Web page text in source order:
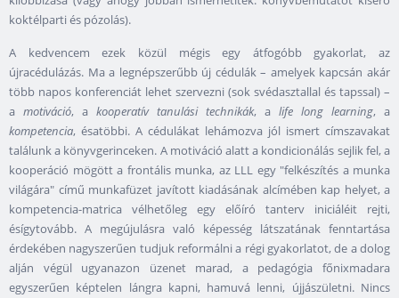
koktélparti és pózolás).
A kedvencem ezek közül mégis egy átfogóbb gyakorlat, az
újracédulázás. Ma a legnépszerűbb új cédulák – amelyek kapcsán akár
több napos konferenciát lehet szervezni (sok svédasztallal és tapssal) –
a motiváció, a kooperatív tanulási technikák, a life long learning, a
kompetencia, ésatöbbi. A cédulákat lehámozva jól ismert címszavakat
találunk a könyvgerinceken. A motiváció alatt a kondicionálás sejlik fel, a
kooperáció mögött a frontális munka, az LLL egy "felkészítés a munka
világára" című munkafüzet javított kiadásának alcímében kap helyet, a
kompetencia-matrica vélhetőleg egy előíró tanterv iniciáléit rejti,
ésígytovább. A megújulásra való képesség látszatának fenntartása
érdekében nagyszerűen tudjuk reformálni a régi gyakorlatot, de a dolog
alján végül ugyanazon üzenet marad, a pedagógia főnixmadara
egyszerűen képtelen lángra kapni, hamuvá lenni, újjászületni. Nincs